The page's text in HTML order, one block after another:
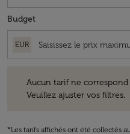
Budget
EUR
Aucun tarif ne
Veuillez ajuster vos filtres.
*Les tarifs affichés ont été collectés